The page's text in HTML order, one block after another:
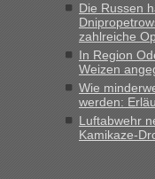
8 PKW vor der
Berichte und
Grenzübergang
schnellsten?
„Gestern 6 Stunden
in Krakowez mit dem
schnell da auch
Die Russen
zahlreiche
In Region
Weizen
Wie
werden:
Luftabwehr
Kamikaze-